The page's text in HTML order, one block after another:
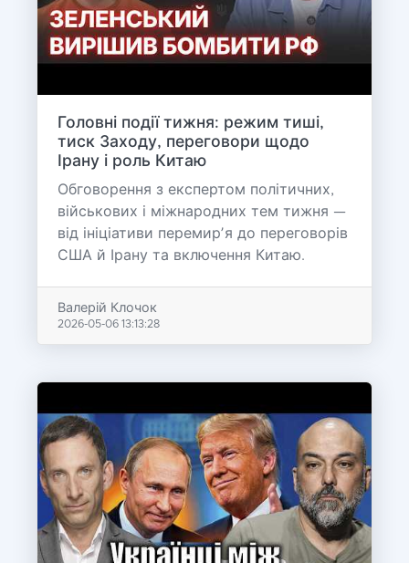
Головні події тижня: режим тиші,
тиск Заходу, переговори щодо
Ірану і роль Китаю
Обговорення з експертом політичних,
військових і міжнародних тем тижня —
від ініціативи перемирʼя до переговорів
США й Ірану та включення Китаю.
Валерій Клочок
2026-05-06 13:13:28